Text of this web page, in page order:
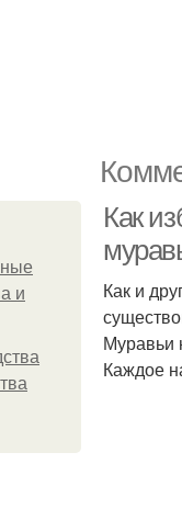
и
Как
Как и
Муравьи
Каждое